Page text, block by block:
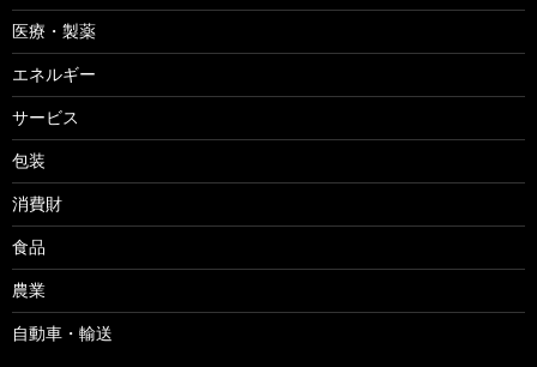
医療・製薬
エネルギー
サービス
包装
消費財
食品
農業
自動車・輸送